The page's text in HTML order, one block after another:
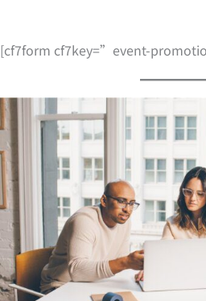
[cf7form cf7key=”event-